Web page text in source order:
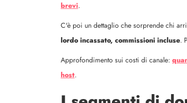
brevi.
C'è poi un dettaglio che sorprende chi
lordo incassato, commissioni incluse.
Approfondimento sui costi di canale:
host.